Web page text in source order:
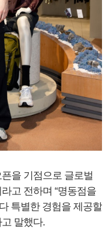
을 기점으로 글로벌
고 전하며 “명동점을
특별한 경험을 제공할
말했다.